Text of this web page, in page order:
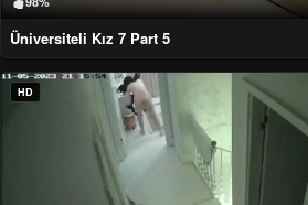
Üniversiteli Kız 7 Part 5
HD